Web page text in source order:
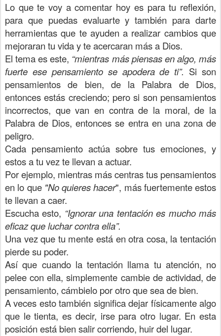
Lo que te voy a comentar hoy es para tu reflexión,
para que puedas evaluarte y también para darte
herramientas que te ayuden a realizar cambios que
mejoraran tu vida y te acercaran más a Dios.
El tema es este, “mientras más piensas en algo, más
fuerte ese pensamiento se apodera de ti”. Si son
pensamientos de bien, de la Palabra de Dios,
entonces estás creciendo; pero si son pensamientos
incorrectos, que van en contra de la moral, de la
Palabra de Dios, entonces se entra en una zona de
peligro.
Cada pensamiento actúa sobre tus emociones, y
estos a tu vez te llevan a actuar.
Por ejemplo, mientras más centras tus pensamientos
en lo que "No quieres hacer", más fuertemente estos
te llevan a caer.
Escucha esto, “Ignorar una tentación es mucho más
eficaz que luchar contra ella”.
Una vez que tu mente está en otra cosa, la tentación
pierde su poder.
Así que cuando la tentación llama tu atención, no
pelee con ella, simplemente cambie de actividad, de
pensamiento, cámbielo por otro que sea de bien.
A veces esto también significa dejar físicamente algo
que le tienta, es decir, irse para otro lugar. En esta
posición está bien salir corriendo, huir del lugar.